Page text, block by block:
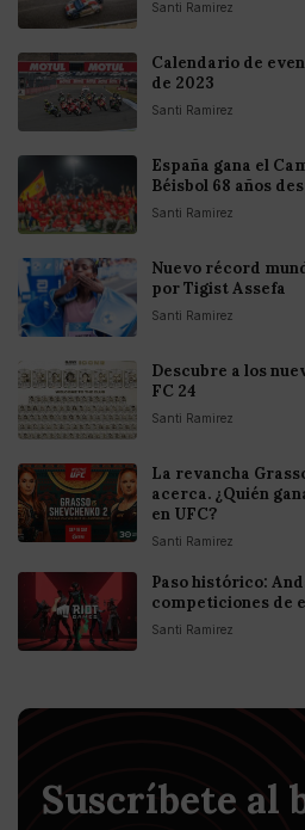
Santi Ramirez
Calendario de
de 2023
Santi Ramirez
España gana el
Béisbol 68 años
Santi Ramirez
Nuevo récord
por Tigist Assefa
Santi Ramirez
Descubre a los
FC 24
Santi Ramirez
La revancha
acerca. ¿Quién
en UFC?
Santi Ramirez
Paso histórico:
competiciones de
Santi Ramirez
Suscríbete al